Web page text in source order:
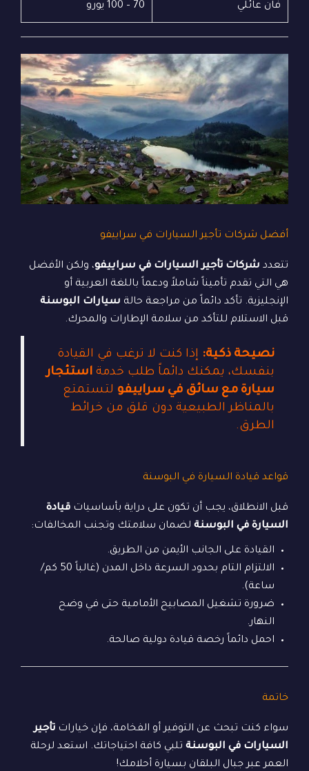
فان عائلي 70 – 100 يورو
أفضل شركات تأجير السيارات في سراييفو
تتعدد شركات تأجير السيارات في سراييفو، ولكن الأفضل
هي التي تقدم تأميناً شاملاً ودعماً باللغة العربية أو
الإنجليزية. تأكد دائماً من مراجعة حالة سيارات البوسنة
قبل الاستلام للتأكد من سلامة الإطارات والمحرك.
نصيحة ذكية: إذا كنت لا ترغب في القيادة
بنفسك، يمكنك دائماً طلب خدمة استئجار
سيارة مع سائق في سراييفو لتستمتع
بالمناظر الطبيعية دون قلق من خرائط
الطرق.
قواعد قيادة السيارة في البوسنة
قبل الانطلاق، يجب أن تكون على دراية بأساسيات قيادة
السيارة في البوسنة لضمان سلامتك وتجنب المخالفات:
القيادة على الجانب الأيمن من الطريق.
الالتزام التام بحدود السرعة داخل المدن (غالباً 50 كم/
ساعة).
ضرورة تشغيل المصابيح الأمامية حتى في وضح
النهار.
احمل دائماً رخصة قيادة دولية صالحة.
خاتمة
سواء كنت تبحث عن التوفير أو الفخامة، فإن خيارات تأجير
السيارات في البوسنة تلبي كافة احتياجاتك. استعد لرحلة
العمر عبر جبال البلقان بسيارة أحلامك!